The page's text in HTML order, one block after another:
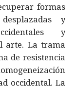
formas
y
y
arte. La trama
de resistencia
occidental. La